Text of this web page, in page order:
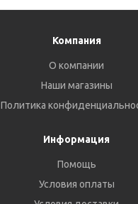
Компания
О компании
Наши магазины
Политика
Информация
Помощь
Условия оплаты